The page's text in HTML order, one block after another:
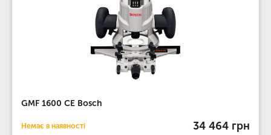
GMF 1600 CE Bosch
Немає в наявності 34 464 грн